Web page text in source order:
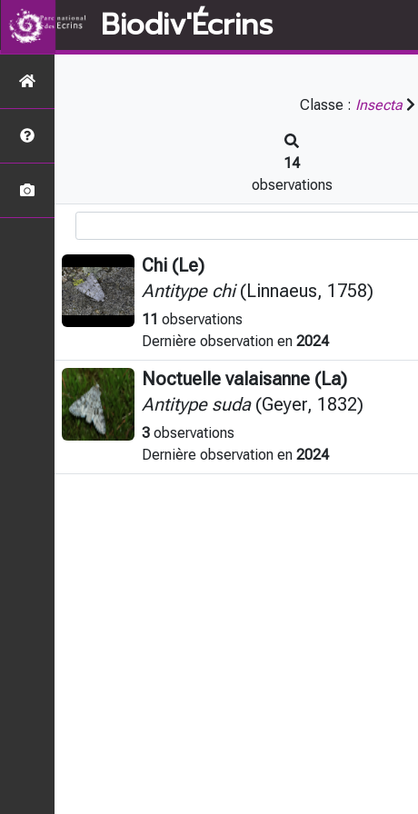
Biodiv'Écrins
Classe : Insecta
14
observations
Chi (Le)
Antitype chi(Linnaeus, 1758)
11 observations
Dernière observation en 2024
Noctuelle valaisanne (La)
Antitype suda(Geyer, 1832)
3 observations
Dernière observation en 2024